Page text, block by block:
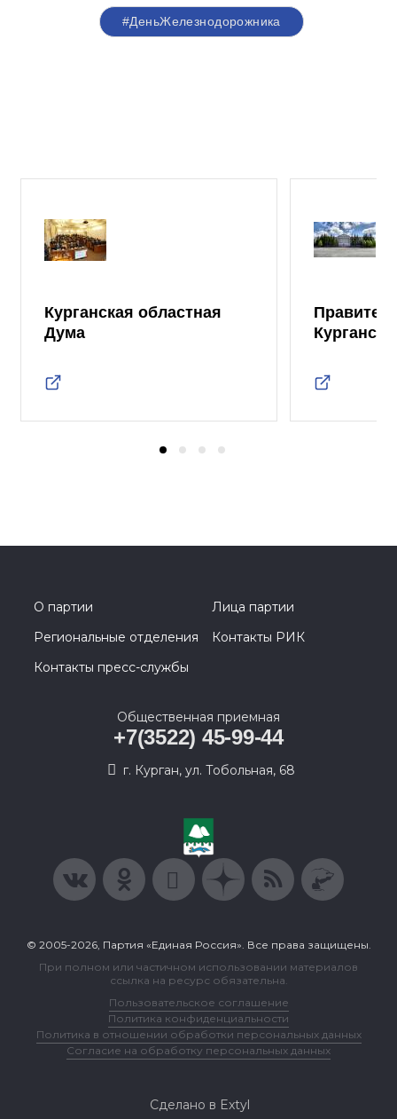
#ДеньЖелезнодорожника
Курганская областная
Дума
О партии
Лица партии
Региональные отделения
Контакты РИК
Контакты пресс-службы
Общественная приемная
+7(3522) 45-99-44
г. Курган, ул. Тобольная, 68
© 2005-2026, Партия «Единая Россия». Все права защищены.
При полном или частичном использовании материалов
ссылка на ресурс обязательна.
Пользовательское соглашение
Политика конфиденциальности
Политика в отношении обработки персональных данных
Согласие на обработку персональных данных
Сделано в Extyl